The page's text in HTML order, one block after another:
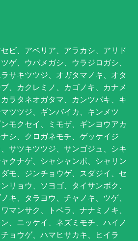
ビ、アベリア、アラカシ、アリド
ゲ、ウバメガシ、ウラジロガシ、
サキツツジ、オガタマノキ、オタ
、カクレミノ、カゴノキ、カナメ
ラタネオガタマ、カンツバキ、キ
ツツジ、ギンバイカ、キンメツ
モクセイ、ミモザ、ギンヨウアカ
シ、クロガネモチ、ゲッケイジ
サツキツツジ、サンゴジュ、シキ
クナゲ、シャシャンポ、シャリン
モ、ジンチョウゲ、スダジイ、セ
リョウ、ソヨゴ、タイサンボク、
キ、タラヨウ、チャノキ、ツゲ、
マンサク、トベラ、ナナミノキ、
、ニッケイ、ネズミモチ、ハイノ
ョウゲ、ハマヒサカキ、ヒイラ